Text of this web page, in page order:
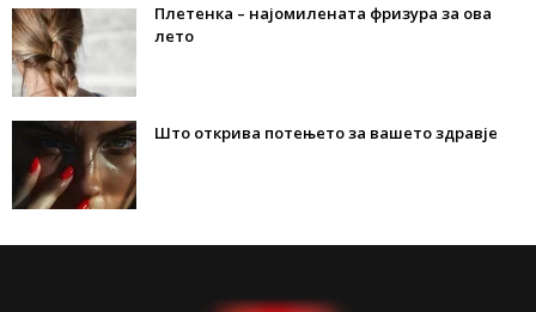
Плетенка – најомилената фризура за ова
лето
Што открива потењето за вашето здравје